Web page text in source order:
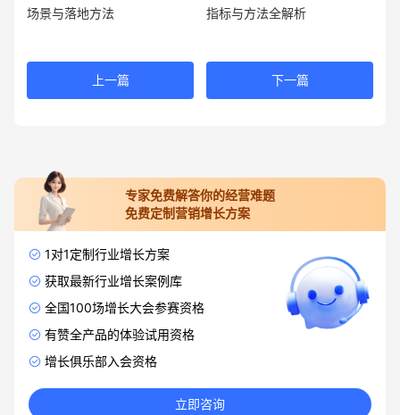
场景与落地方法
上一篇
指标与方法全解析
下一篇
专家免费解答你的经营难题
免费定制营销增长方案
1对1定制行业增长方案
获取最新行业增长案例库
全国100场增长大会参赛资格
有赞全产品的体验试用资格
增长俱乐部入会资格
立即咨询